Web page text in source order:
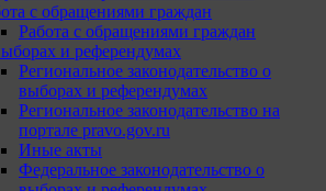
с обращениями граждан
Работа с обращениями граждан
и референдумах
Региональное законодательство о
выборах и референдумах
Региональное законодательство на
портале pravo.gov.ru
Иные акты
Федеральное законодательство о